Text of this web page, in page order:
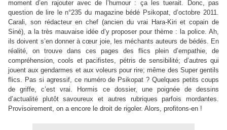
moment d’en rajouter avec de l’humour : ça les tuerait. Donc, pas
question de lire le n°235 du magazine bédé Psikopat, d’octobre 2011.
Carali, son rédacteur en chef (ancien du vrai Hara-Kiri et copain de
Siné), a la très mauvaise idée d’y proposer pour thème : la police. Ah,
ils doivent s’en donner à cœur joie, les méchants auteurs de bédés. En
réalité, on trouve dans ces pages des flics plein d’empathie, de
compréhension, cools et pacifistes, pétris de sensibilité; d’autres qui
jouent aux gendarmes et aux voleurs pour rire; même des Super gentils
flics. Pas si agressif, ce numéro de Psikopat ? Quelques petits coups
de griffe, c’est vrai. Hormis ce dossier, une poignée de dessins
d’actualité plutôt savoureux et autres rubriques parfois mordantes.
Provisoirement, on a encore le droit de rigoler. Alors, profitons-en !